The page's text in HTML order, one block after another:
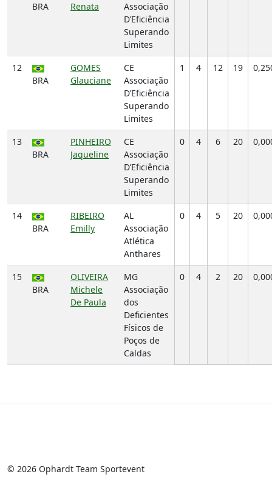
BRA
Renata
Associação
D’Eficiência
Superando
Limites
12
BRA
GOMES
Glauciane
CE
Associação
D’Eficiência
Superando
Limites
1 4 12 19
13
BRA
PINHEIRO
Jaqueline
CE
Associação
D’Eficiência
Superando
Limites
0 4 6 20
14
BRA
RIBEIRO
Emilly
AL
Associação
Atlética
Anthares
0 4 5 20
15
BRA
OLIVEIRA
Michele
De Paula
MG
Associação
dos
Deficientes
Físicos de
Poços de
Caldas
0 4 2 20
© 2026 Ophardt Team Sportevent